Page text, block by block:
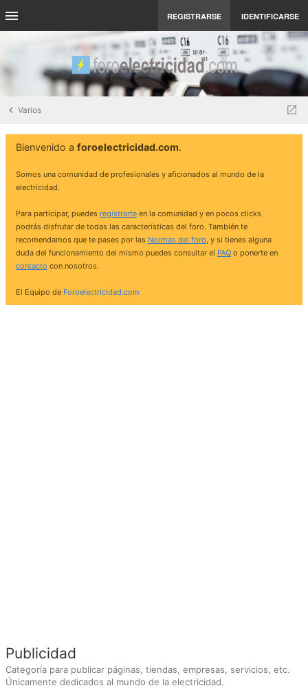
REGISTRARSE IDENTIFICARSE
Varios
Bienvenido a foroelectricidad.com.
Somos una comunidad de profesionales y aficionados al mundo de la
electricidad.
Para participar, puedes registrarte en la comunidad y en pocos clicks
podrás disfrutar de todas las características del foro. También te
recomendamos que te pases por las Normas del foro, y si tienes alguna
duda del funcionamiento del mismo puedes consultar el FAQ o ponerte en
contacto con nosotros.
El Equipo de Foroelectricidad.com
Publicidad
Categoría para publicar páginas, tiendas, empresas, servicios, etc.
Únicamente dedicados al mundo de la electricidad.